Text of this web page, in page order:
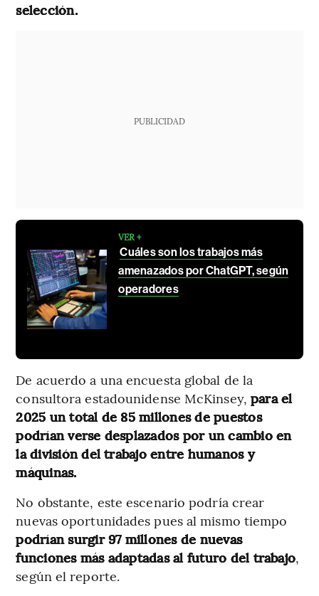
selección.
PUBLICIDAD
VER +
Cuáles son los trabajos más
amenazados por ChatGPT, según
operadores
De acuerdo a una encuesta global de la
consultora estadounidense McKinsey, para el
2025 un total de 85 millones de puestos
podrían verse desplazados por un cambio en
la división del trabajo entre humanos y
máquinas.
No obstante, este escenario podría crear
nuevas oportunidades pues al mismo tiempo
podrían surgir 97 millones de nuevas
funciones más adaptadas al futuro del trabajo,
según el reporte.